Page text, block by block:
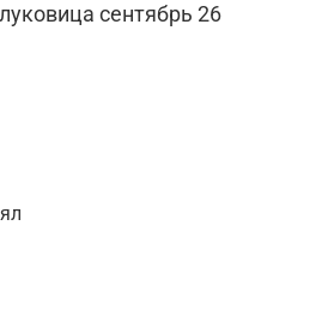
сентябрь 26